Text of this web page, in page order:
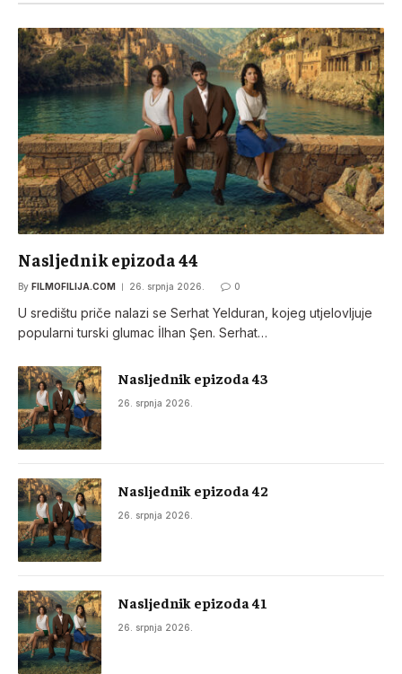
Nasljednik epizoda 44
By FILMOFILIJA.COM 26. srpnja 2026. 0
U središtu priče nalazi se Serhat Yelduran, kojeg utjelovljuje
popularni turski glumac İlhan Şen. Serhat…
Nasljednik epizoda 43
26. srpnja 2026.
Nasljednik epizoda 42
26. srpnja 2026.
Nasljednik epizoda 41
26. srpnja 2026.